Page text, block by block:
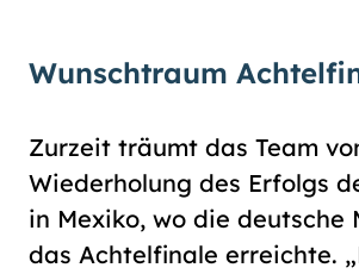
Wunschtraum
Zurzeit träumt das Team
Wiederholung des Erfolgs
in Mexiko, wo die deutsche
das Achtelfinale erreichte.